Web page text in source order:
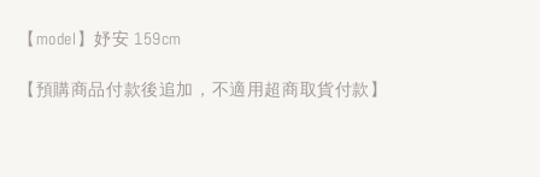
【model】妤安 159cm
【預購商品付款後追加，不適用超商取貨付款】